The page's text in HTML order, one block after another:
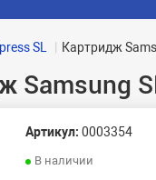
SL Картридж
Samsung
Артикул: 0003354
В наличии